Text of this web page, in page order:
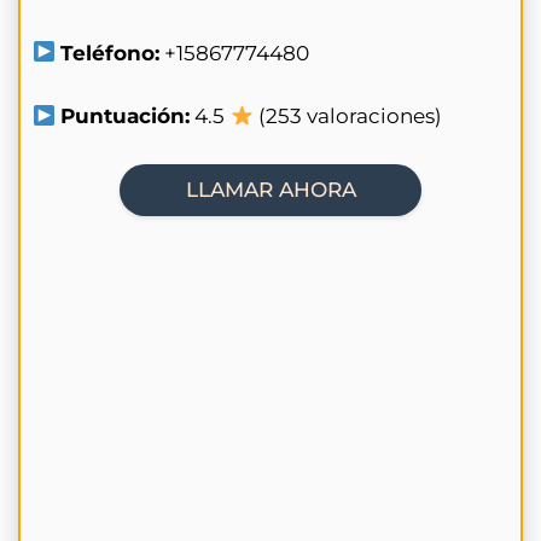
Teléfono: +15867774480
Puntuación: 4.5 (253 valoraciones)
LLAMAR AHORA